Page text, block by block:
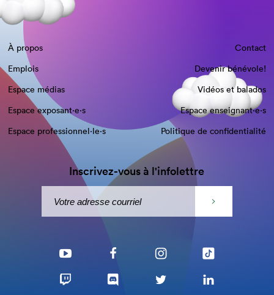
À propos
Contact
Emplois
Devenir bénévole!
Espace médias
Vidéos et balados
Espace exposant·e⋅s
Espace enseignant·e⋅s
Espace professionnel·le⋅s
Politique de confidentialité
Inscrivez-vous à l'infolettre